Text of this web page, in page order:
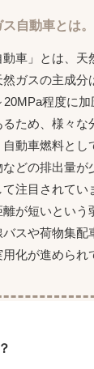
自動車とは。
動車」とは、
ガスの主成分
程度に
ため、様々な
動車燃料とし
どの排出量が
注目されてい
が短いという
スや荷物集配
化が進められ